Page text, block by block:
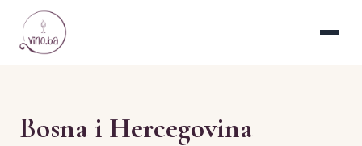
Bosna i Hercegovina